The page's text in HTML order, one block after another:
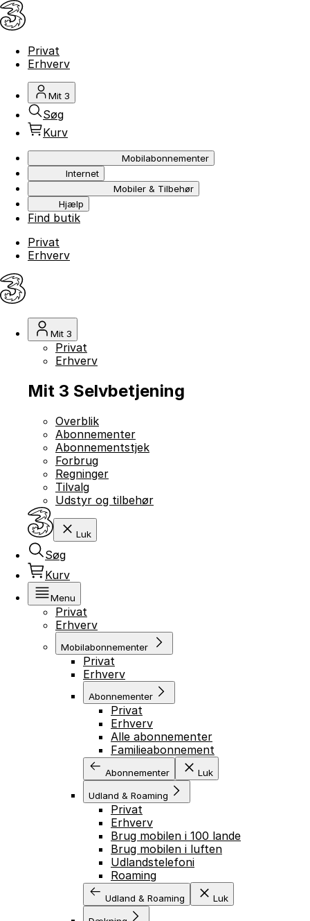
Privat
Erhverv
Mit 3
Søg
Kurv
Mobilabonnementer
Internet
Mobiler & Tilbehør
Hjælp
Find butik
Privat
Erhverv
Mit 3
Privat
Erhverv
Mit 3 Selvbetjening
Overblik
Abonnementer
Abonnementstjek
Forbrug
Regninger
Tilvalg
Udstyr og tilbehør
Luk
Søg
Kurv
Menu
Privat
Erhverv
Mobilabonnementer
Privat
Erhverv
Abonnementer
Privat
Erhverv
Alle abonnementer
Familieabonnement
Abonnementer Luk
Udland & Roaming
Privat
Erhverv
Brug mobilen i 100 lande
Brug mobilen i luften
Udlandstelefoni
Roaming
Udland & Roaming Luk